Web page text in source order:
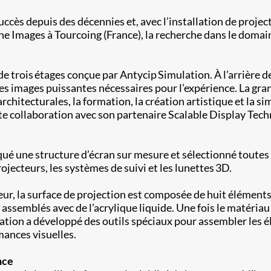
depuis des décennies et, avec l’installation de
Images à Tourcoing (France), la recherche dans le
trois étages conçue par Antycip Simulation. À l’arrière
puissantes nécessaires pour l’expérience. La
la formation, la création artistique et la
collaboration avec son partenaire Scalable Display
une structure d’écran sur mesure et sélectionné
les systèmes de suivi et les lunettes 3D.
la surface de projection est composée de huit
avec de l’acrylique liquide. Une fois le
a développé des outils spéciaux pour assembler
visuelles.